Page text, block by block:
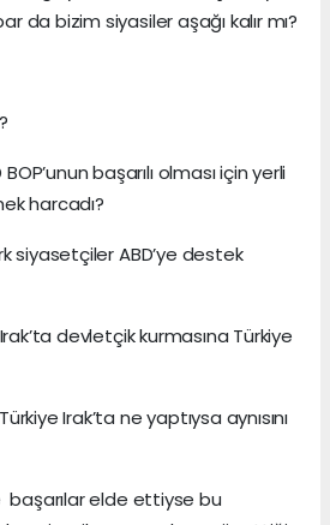
da bizim siyasiler aşağı kalır mı?
başarılı olması için yerli
harcadı?
siyasetçiler ABD’ye destek
devletçik kurmasına Türkiye
Irak’ta ne yaptıysa aynısını
başarılar elde ettiyse bu